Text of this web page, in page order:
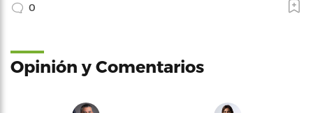
0
Opinión y Comentarios